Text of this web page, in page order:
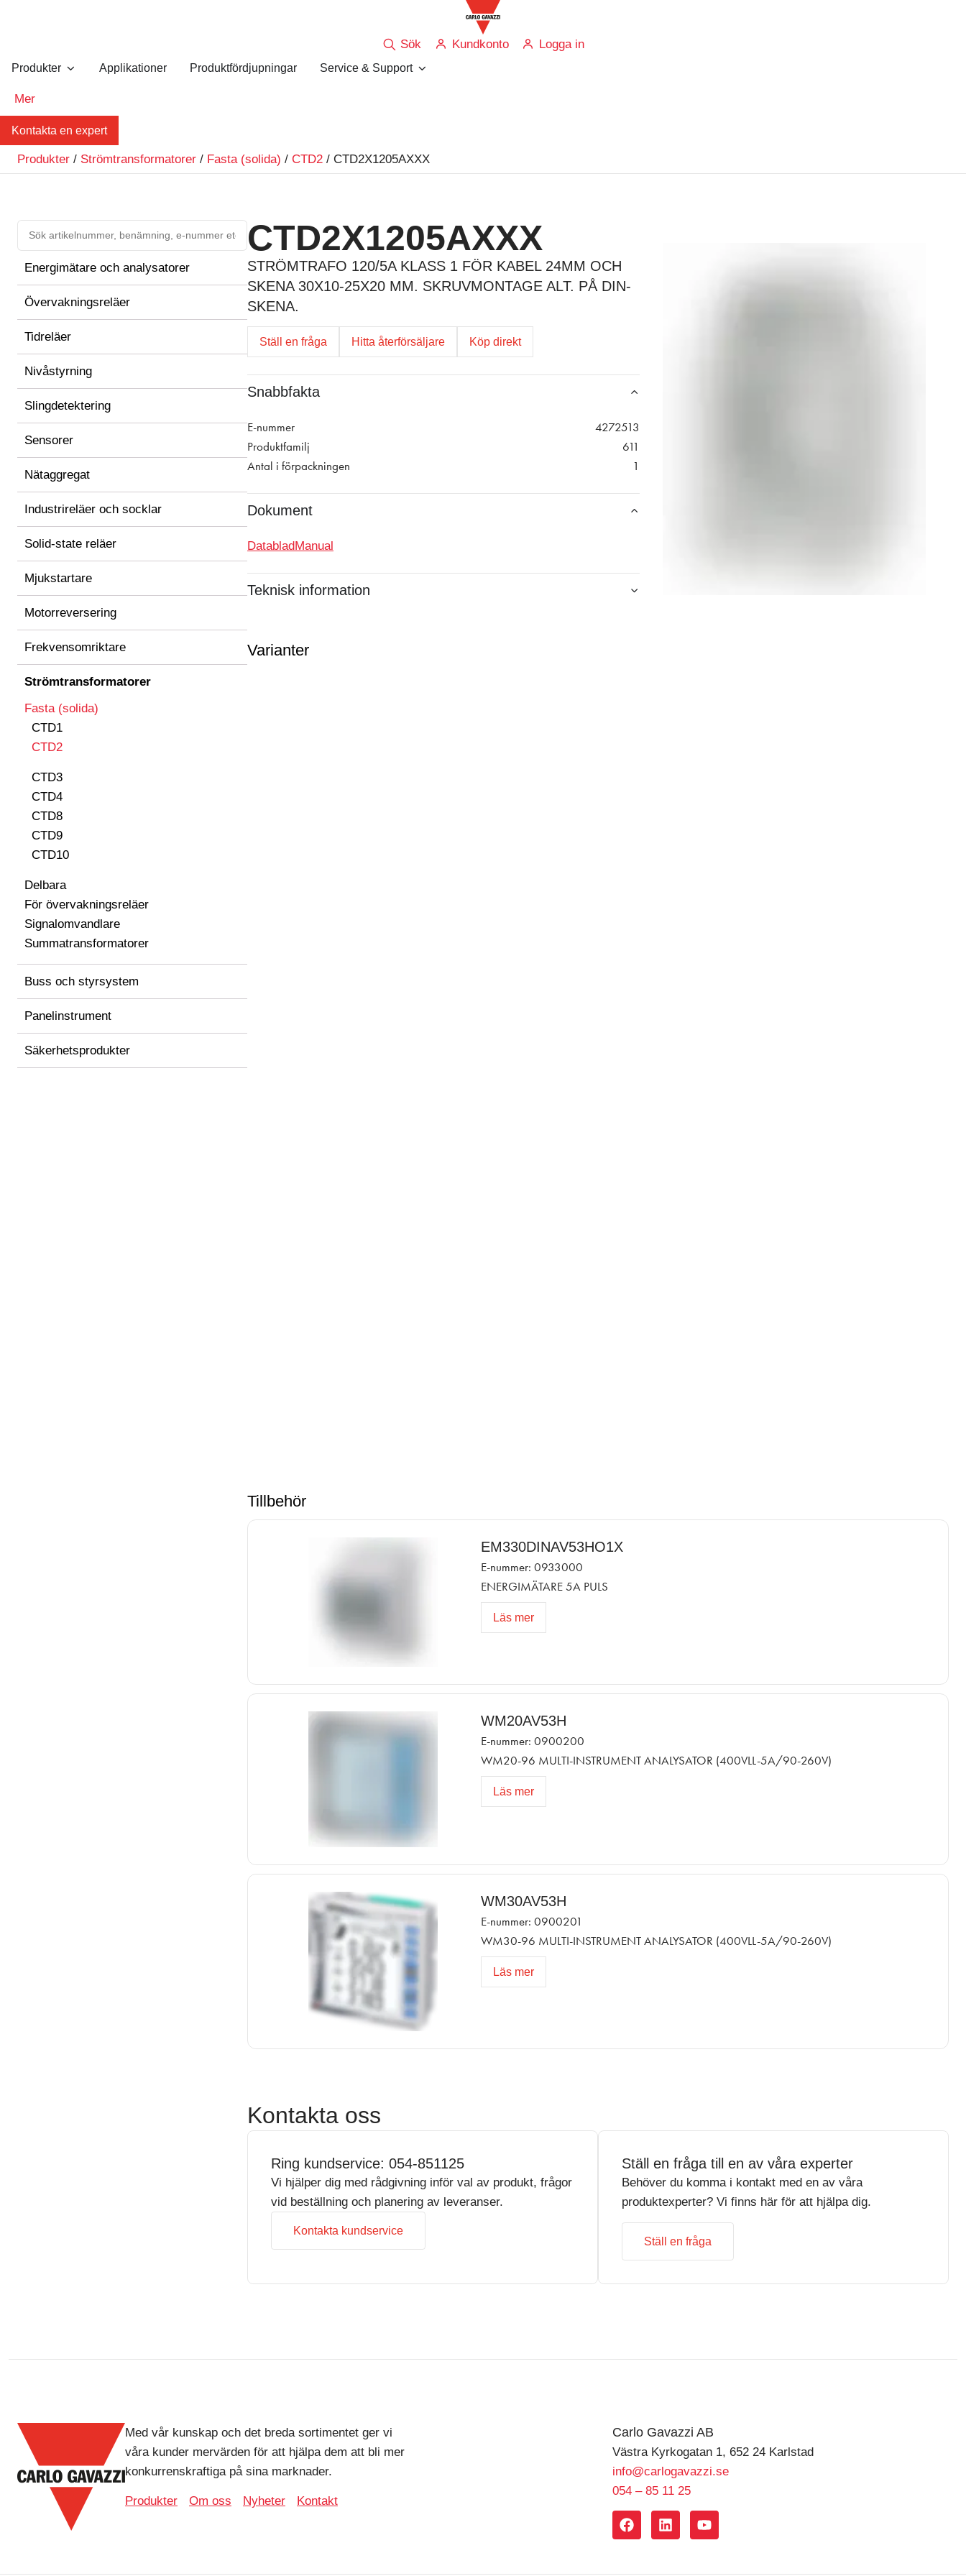
Sök Kundkonto Logga in
Produkter Applikationer Produktfördjupningar Service & Support
Mer
Kontakta en expert
Produkter / Strömtransformatorer / Fasta (solida) / CTD2 / CTD2X1205AXXX
Energimätare och analysatorer
Övervakningsreläer
Tidreläer
Nivåstyrning
Slingdetektering
Sensorer
Nätaggregat
Industrireläer och socklar
Solid-state reläer
Mjukstartare
Motorreversering
Frekvensomriktare
Strömtransformatorer
Fasta (solida)
CTD1
CTD2
CTD3
CTD4
CTD8
CTD9
CTD10
Delbara
För övervakningsreläer
Signalomvandlare
Summatransformatorer
Buss och styrsystem
Panelinstrument
Säkerhetsprodukter
CTD2X1205AXXX
STRÖMTRAFO 120/5A KLASS 1 FÖR KABEL 24MM OCH
SKENA 30X10-25X20 MM. SKRUVMONTAGE ALT. PÅ DIN-
SKENA.
Ställ en fråga Hitta återförsäljare Köp direkt
Snabbfakta
E-nummer
4272513
Produktfamilj
611
Antal i förpackningen
1
Dokument
Datablad Manual
Teknisk information
Varianter
Tillbehör
EM330DINAV53HO1X
E-nummer: 0933000
ENERGIMÄTARE 5A PULS
Läs mer
WM20AV53H
E-nummer: 0900200
WM20-96 MULTI-INSTRUMENT ANALYSATOR (400VLL-5A/90-260V)
Läs mer
WM30AV53H
E-nummer: 0900201
WM30-96 MULTI-INSTRUMENT ANALYSATOR (400VLL-5A/90-260V)
Läs mer
Kontakta oss
Ring kundservice: 054-851125
Vi hjälper dig med rådgivning inför val av produkt, frågor
vid beställning och planering av leveranser.
Kontakta kundservice
Ställ en fråga till en av våra experter
Behöver du komma i kontakt med en av våra
produktexperter? Vi finns här för att hjälpa dig.
Ställ en fråga
Med vår kunskap och det breda sortimentet ger vi
våra kunder mervärden för att hjälpa dem att bli mer
konkurrenskraftiga på sina marknader.
Produkter Om oss Nyheter Kontakt
Carlo Gavazzi AB
Västra Kyrkogatan 1, 652 24 Karlstad
info@carlogavazzi.se
054 – 85 11 25